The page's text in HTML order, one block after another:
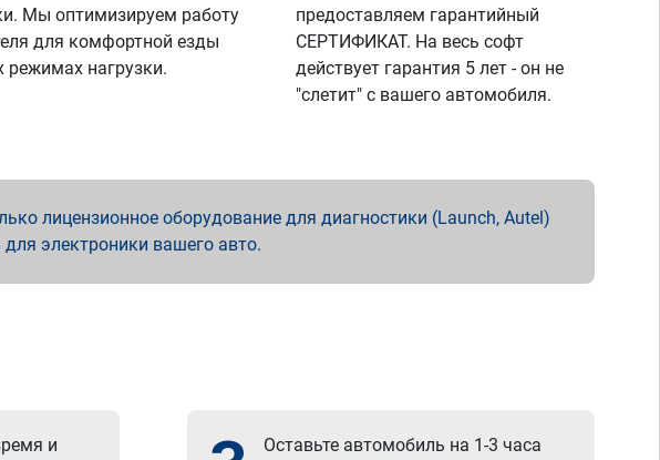
Мы оптимизируем работу
для комфортной езды
режимах нагрузки.
предоставляем гарантийный
СЕРТИФИКАТ. На весь софт
действует гарантия 5 лет - он не
"слетит" с вашего автомобиля.
лицензионное оборудование для диагностики (Launch, Autel)
для электроники вашего авто.
и Оставьте автомобиль на 1-3 часа